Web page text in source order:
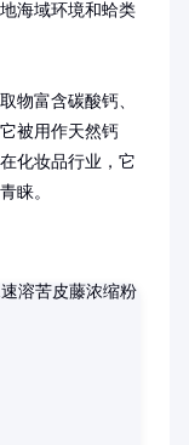
海域环境和蛤类
物富含碳酸钙、
被用作天然钙
化妆品行业，它
睐。